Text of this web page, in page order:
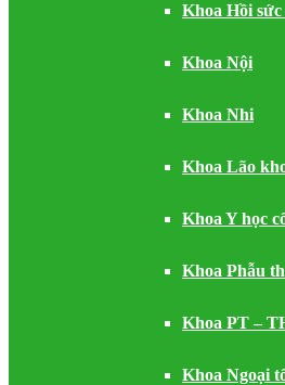
Khoa Hồi sức
Khoa Nội
Khoa Nhi
Khoa Lão
Khoa Y học
Khoa Phẫu
Khoa PT –
Khoa Ngoại